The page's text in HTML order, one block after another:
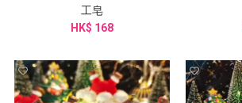
工皂
HK$ 168